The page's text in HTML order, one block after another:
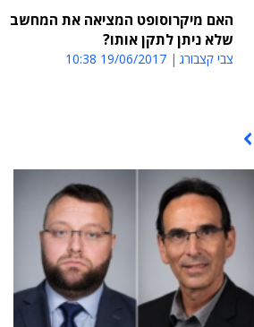
האם מיקרוסופט המציאה את המחשב
שלא ניתן לתקן אותו?
צבי קצבורג 19/06/2017 10:38